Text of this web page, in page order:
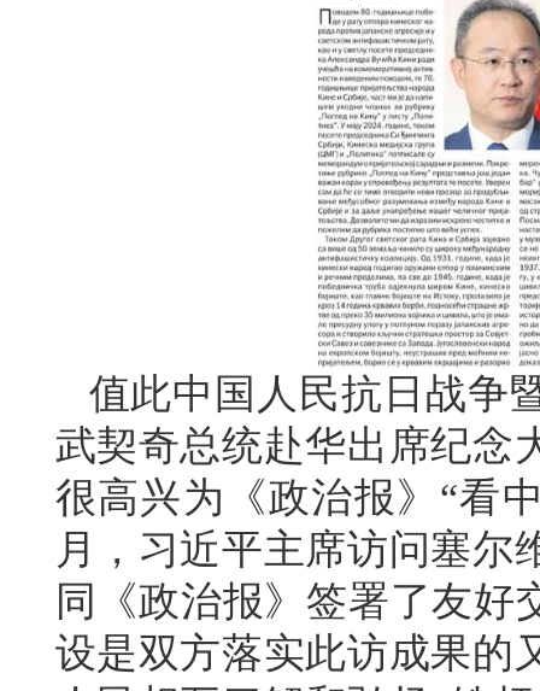
值此中国人民抗日战争
武契奇总统赴华出席纪念
很高兴为《政治报》“看
月，习近平主席访问塞尔
同《政治报》签署了友好
设是双方落实此访成果的